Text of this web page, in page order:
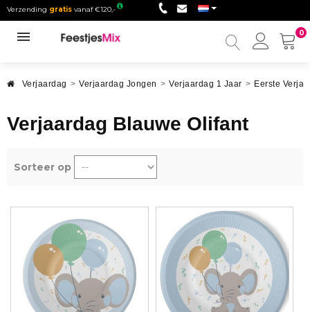
Verzending gratis vanaf €120,-
0
Mijn
Verjaardag > Verjaardag Jongen > Verjaardag 1 Jaar > Eerste
Verjaardag Blauwe Olifant
Sorteer op